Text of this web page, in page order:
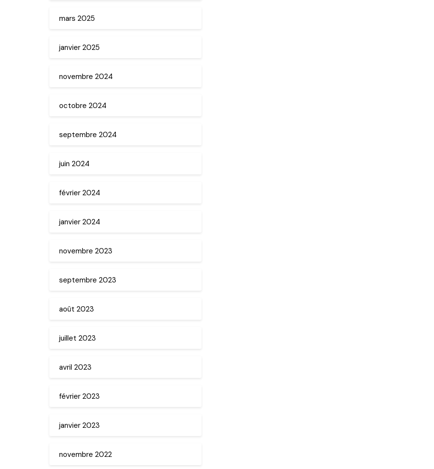
mars 2025
janvier 2025
novembre 2024
octobre 2024
septembre 2024
juin 2024
février 2024
janvier 2024
novembre 2023
septembre 2023
août 2023
juillet 2023
avril 2023
février 2023
janvier 2023
novembre 2022